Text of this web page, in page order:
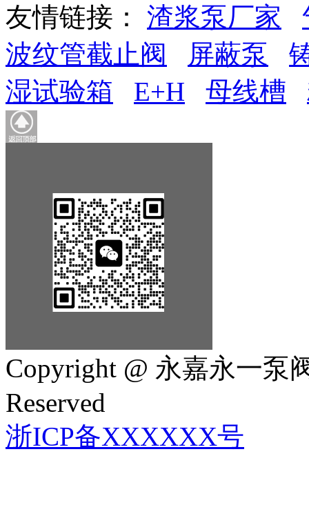
友情链接： 渣浆泵厂家
波纹管截止阀
屏蔽泵
湿试验箱
E+H 母线槽
Copyright @ 永嘉永一泵
Reserved
浙ICP备XXXXXX号